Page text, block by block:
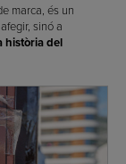
marca, és un
sinó a
història del